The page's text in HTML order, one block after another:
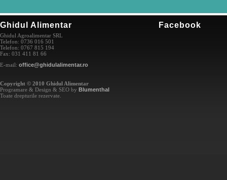
Ghidul Alimentar
Ghidul Agroalimentar SRL
Telefon: 0736 016 501
Telefon: 0767 815 194
Fax: 031 411 81 66
E-mail: office@ghidulalimentar.ro
Copyright © 2010 Ghidul Alimentar
Programare & Design & SEO by Blumenthal
Toate drepturile rezervate.
Facebook